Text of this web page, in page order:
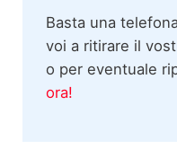
Basta una
voi a ritirare il
o per eventuale
ora!